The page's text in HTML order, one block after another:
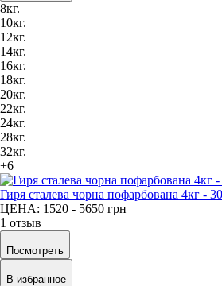
8кг.
10кг.
12кг.
14кг.
16кг.
18кг.
20кг.
22кг.
24кг.
28кг.
32кг.
+6
Гиря сталева чорна пофарбована 4кг -
ЦЕНА: 1520 - 5650 грн
1 отзыв
Посмотреть
В избранное